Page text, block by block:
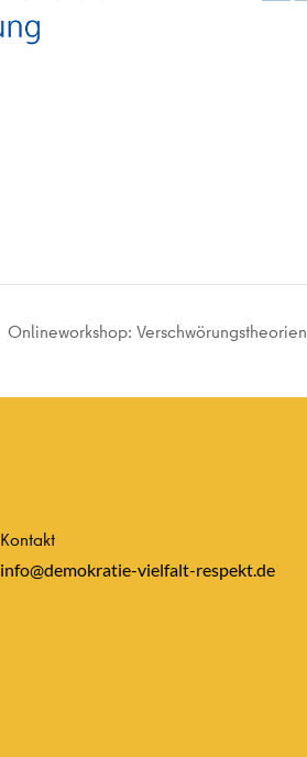
Onlineworkshop: Verschwörungstheorien
Kontakt
info@demokratie-vielfalt-respekt.de